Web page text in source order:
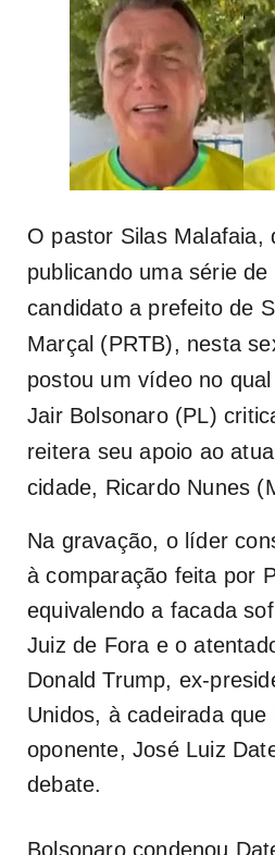
O pastor Silas Malafaia,
publicando uma série
candidato a prefeito de
Marçal (PRTB), nesta
postou um vídeo no
Jair Bolsonaro (PL)
reitera seu apoio ao
cidade, Ricardo Nunes
Na gravação, o líder
à comparação feita por
equivalendo a facada
Juiz de Fora e o
Donald Trump, ex-
Unidos, à cadeirada que
oponente, José Luiz
debate.
Bolsonaro condenou